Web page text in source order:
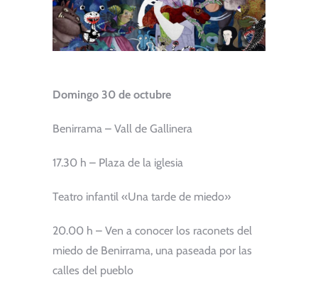
Domingo 30 de octubre
Benirrama – Vall de Gallinera
17.30 h – Plaza de la iglesia
Teatro infantil «Una tarde de miedo»
20.00 h – Ven a conocer los raconets del
miedo de Benirrama, una paseada por las
calles del pueblo